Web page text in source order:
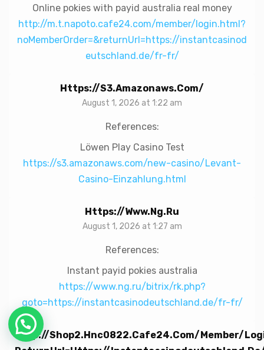
Online pokies with payid australia real money
http://m.t.napoto.cafe24.com/member/login.html?
noMemberOrder=&returnUrl=https://instantcasinod
eutschland.de/fr-fr/
Https://s3.amazonaws.com/
August 1, 2026 at 1:22 am
References:
Löwen Play Casino Test
https://s3.amazonaws.com/new-casino/Levant-
Casino-Einzahlung.html
Https://www.ng.ru
August 1, 2026 at 1:27 am
References:
Instant payid pokies australia
https://www.ng.ru/bitrix/rk.php?
goto=https://instantcasinodeutschland.de/fr-fr/
Http://shop2.hnc0822.cafe24.com/member/